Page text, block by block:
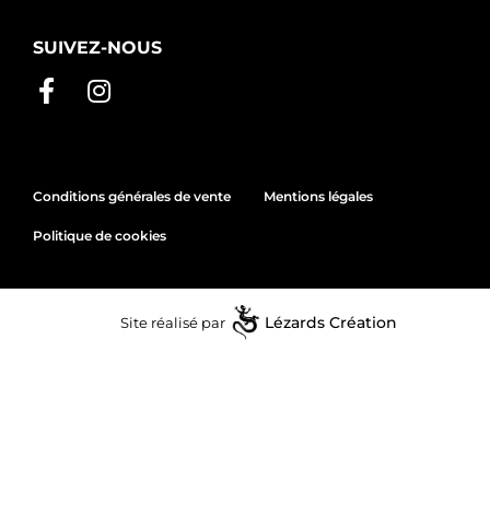
SUIVEZ-NOUS
Conditions générales de vente Mentions légales
Politique de cookies
Site réalisé par Lézards Création